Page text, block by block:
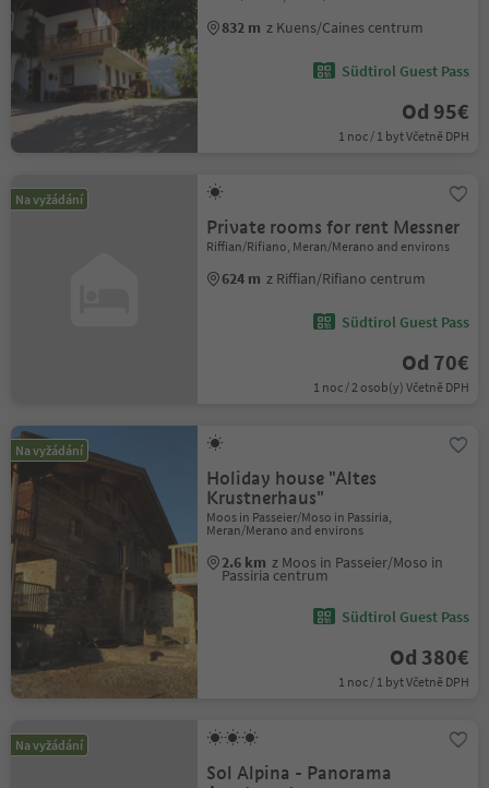
832 m z Kuens/Caines centrum
Südtirol Guest Pass
Od 95€
1 noc / 1 byt Včetně DPH
Na vyžádání
Private rooms for rent Messner
Riffian/Rifiano, Meran/Merano and environs
624 m z Riffian/Rifiano centrum
Südtirol Guest Pass
Od 70€
1 noc / 2 osob(y) Včetně DPH
Na vyžádání
Holiday house "Altes
Krustnerhaus"
Moos in Passeier/Moso in Passiria,
Meran/Merano and environs
2.6 km z Moos in Passeier/Moso in
Passiria centrum
Südtirol Guest Pass
Od 380€
1 noc / 1 byt Včetně DPH
Na vyžádání
Sol Alpina - Panorama